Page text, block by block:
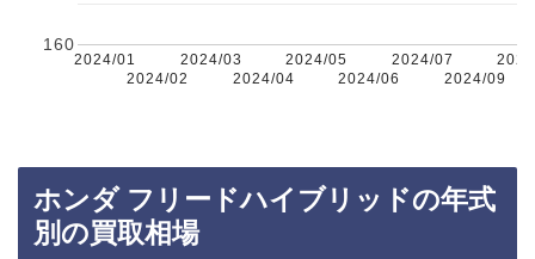
2024/01
2024/02
2024/03
2024/04
2024/05
2024/06
2024/07
2024/09
160
ホンダ フリードハイブリッドの年式
別の買取相場